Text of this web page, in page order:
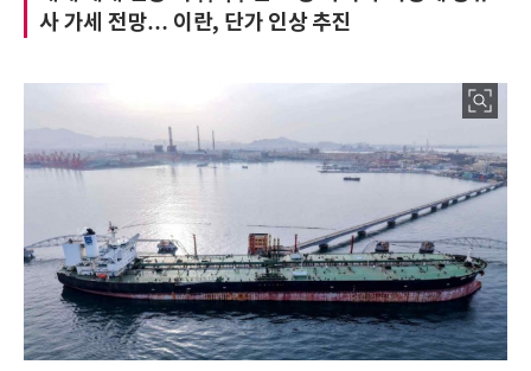
사 가세 전망… 이란, 단가 인상 추진